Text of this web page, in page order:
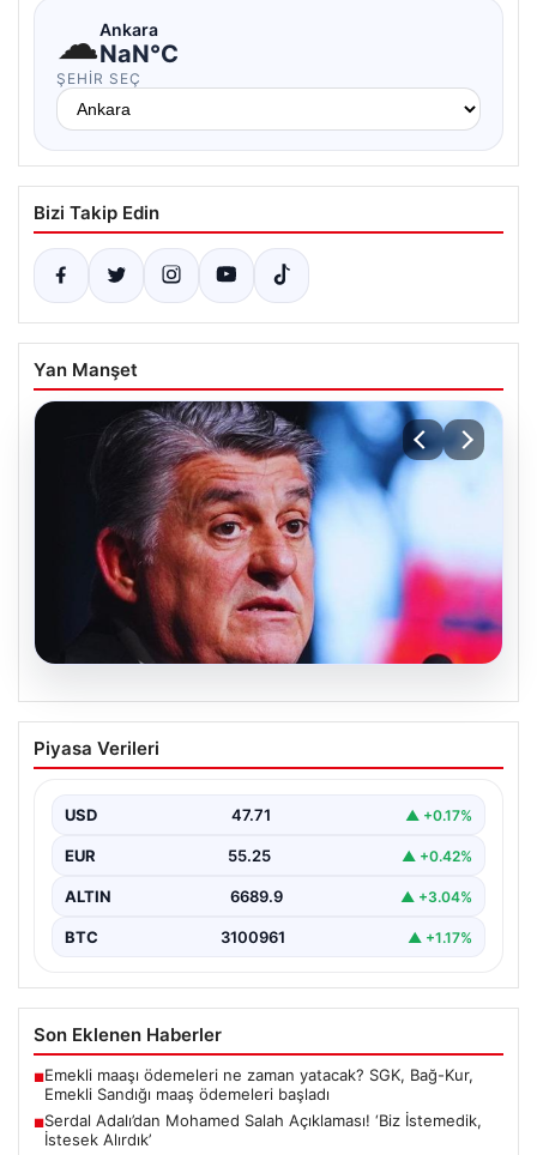
☁Ankara
NaN°C
ŞEHIR SEÇ
Bizi Takip Edin
Yan Manşet
05.08.2026
Serdal Adalı’dan Mohamed Salah
Açıklaması! ‘Biz İstemedik, İstesek
Beşiktaş Başkanı Serdal Adalı, futbol dünyasında sıkça
önemli…
Piyasa Verileri
USD 47.71 ▲ +0.17%
EUR 55.25 ▲ +0.42%
ALTIN 6689.9 ▲ +3.04%
BTC 3100961 ▲ +1.17%
Son Eklenen Haberler
■Emekli maaşı ödemeleri ne zaman yatacak? SGK, Bağ-Kur,
Emekli Sandığı maaş ödemeleri başladı
■Serdal Adalı’dan Mohamed Salah Açıklaması! ‘Biz İstemedik,
İstesek Alırdık’